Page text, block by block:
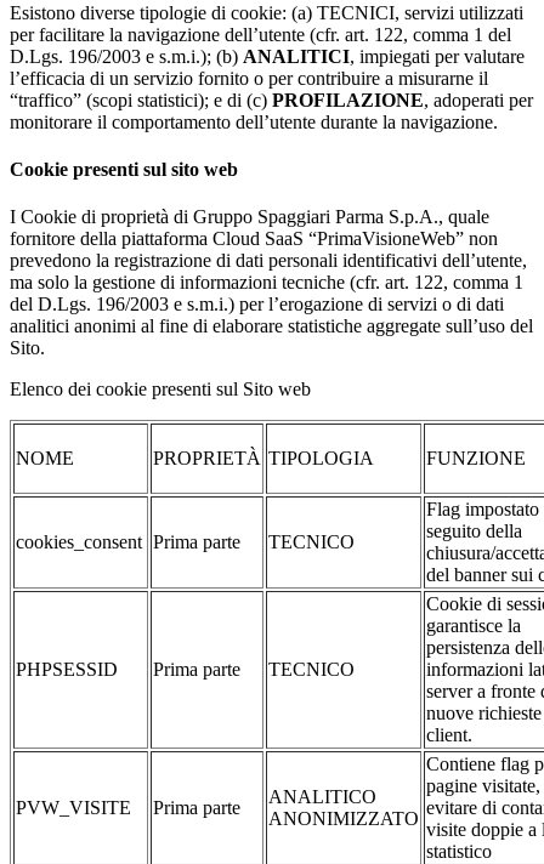
Esistono diverse tipologie di cookie: (a) TECNICI, servizi utilizzati
per facilitare la navigazione dell’utente (cfr. art. 122, comma 1 del
D.Lgs. 196/2003 e s.m.i.); (b) ANALITICI, impiegati per valutare
l’efficacia di un servizio fornito o per contribuire a misurarne il
“traffico” (scopi statistici); e di (c) PROFILAZIONE, adoperati per
monitorare il comportamento dell’utente durante la navigazione.
Cookie presenti sul sito web
I Cookie di proprietà di Gruppo Spaggiari Parma S.p.A., quale
fornitore della piattaforma Cloud SaaS “PrimaVisioneWeb” non
prevedono la registrazione di dati personali identificativi dell’utente,
ma solo la gestione di informazioni tecniche (cfr. art. 122, comma 1
del D.Lgs. 196/2003 e s.m.i.) per l’erogazione di servizi o di dati
analitici anonimi al fine di elaborare statistiche aggregate sull’uso del
Sito.
Elenco dei cookie presenti sul Sito web
NOME PROPRIETÀ TIPOLOGIA FUNZIONE
cookies_consent Prima parte TECNICO
Flag impostato
seguito della
chiusura/
del banner sui
PHPSESSID Prima parte TECNICO
Cookie di
garantisce la
persistenza
informazioni
server a fronte
nuove
client.
PVW_VISITE Prima parte
ANALITICO
ANONIMIZZATO
Contiene flag
pagine visitate,
evitare di
visite doppie a
statistico